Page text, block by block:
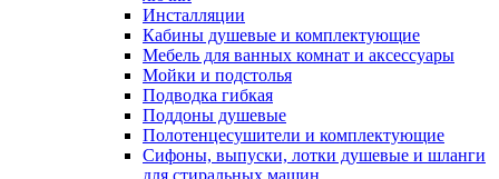
Инсталляции
Кабины душевые и комплектующие
Мебель для ванных комнат и аксессуары
Мойки и подстолья
Подводка гибкая
Поддоны душевые
Полотенцесушители и комплектующие
Сифоны, выпуски, лотки душевые и шланги
для стиральных машин